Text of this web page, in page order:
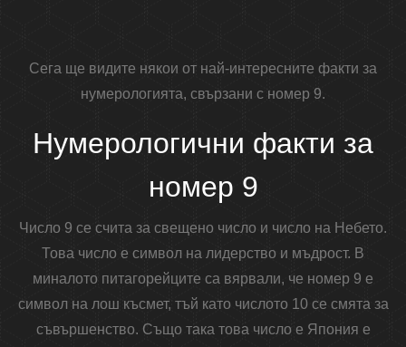
Сега ще видите някои от най-интересните факти за
нумерологията, свързани с номер 9.
Нумерологични факти за
номер 9
Число 9 се счита за свещено число и число на Небето.
Това число е символ на лидерство и мъдрост. В
миналото питагорейците са вярвали, че номер 9 е
символ на лош късмет, тъй като числото 10 се смята за
съвършенство. Също така това число е Япония е